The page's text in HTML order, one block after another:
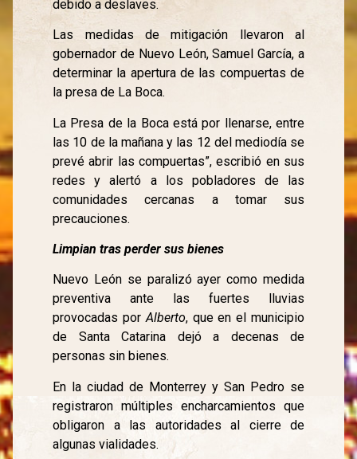
debido a deslaves.
Las medidas de mitigación llevaron al
gobernador de Nuevo León, Samuel García, a
determinar la apertura de las compuertas de
la presa de La Boca.
La Presa de la Boca está por llenarse, entre
las 10 de la mañana y las 12 del mediodía se
prevé abrir las compuertas”, escribió en sus
redes y alertó a los pobladores de las
comunidades cercanas a tomar sus
precauciones.
Limpian tras perder sus bienes
Nuevo León se paralizó ayer como medida
preventiva ante las fuertes lluvias
provocadas porAlberto, que en el municipio
de Santa Catarina dejó a decenas de
personas sin bienes.
En la ciudad de Monterrey y San Pedro se
registraron múltiples encharcamientos que
obligaron a las autoridades al cierre de
algunas vialidades.